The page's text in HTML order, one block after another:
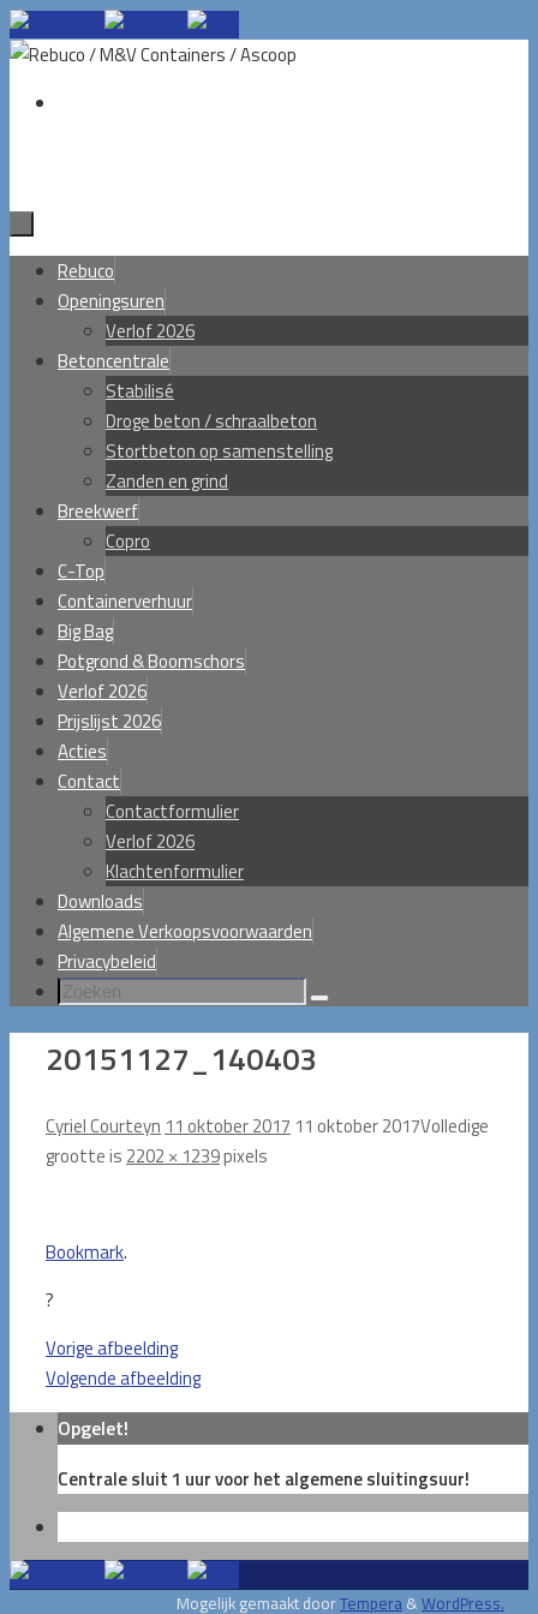
Ga
naar
inhoud
naar
inhoud
Rebuco
Openingsuren
Verlof 2026
Betoncentrale
Stabilisé
Droge beton / schraalbeton
Stortbeton op samenstelling
Zanden en grind
Breekwerf
Copro
C-Top
Containerverhuur
Big Bag
Potgrond & Boomschors
Verlof 2026
Prijslijst 2026
Acties
Contact
Contactformulier
Verlof 2026
Klachtenformulier
Downloads
Algemene Verkoopsvoorwaarden
Privacybeleid
Zoeken
20151127_140403
Cyriel Courteyn 11 oktober 2017 11 oktober 2017Volledige
grootte is 2202 × 1239pixels
Bookmark.
?
Vorige afbeelding
Volgende afbeelding
Opgelet!
Centrale sluit 1 uur voor het algemene sluitingsuur!
Mogelijk gemaakt doorTempera &WordPress.